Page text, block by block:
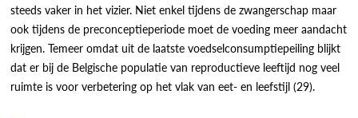
steeds vaker in het vizier. Niet enkel tijdens de zwangerschap maar
ook tijdens de preconceptieperiode moet de voeding meer aandacht
krijgen. Temeer omdat uit de laatste voedselconsumptiepeiling blijkt
dat er bij de Belgische populatie van reproductieve leeftijd nog veel
ruimte is voor verbetering op het vlak van eet- en leefstijl (29).